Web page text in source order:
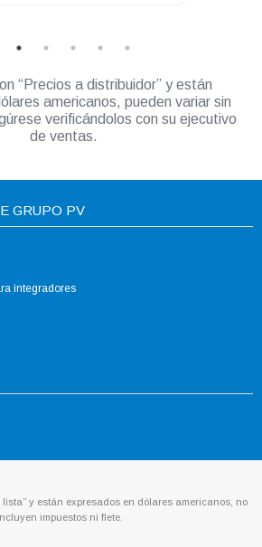
“Precios a distribuidor” y están
americanos, pueden variar sin
verificándolos con su ejecutivo
de ventas.
GRUPO PV
integradores
lista” y están expresados en dólares americanos, no
impuestos ni flete.